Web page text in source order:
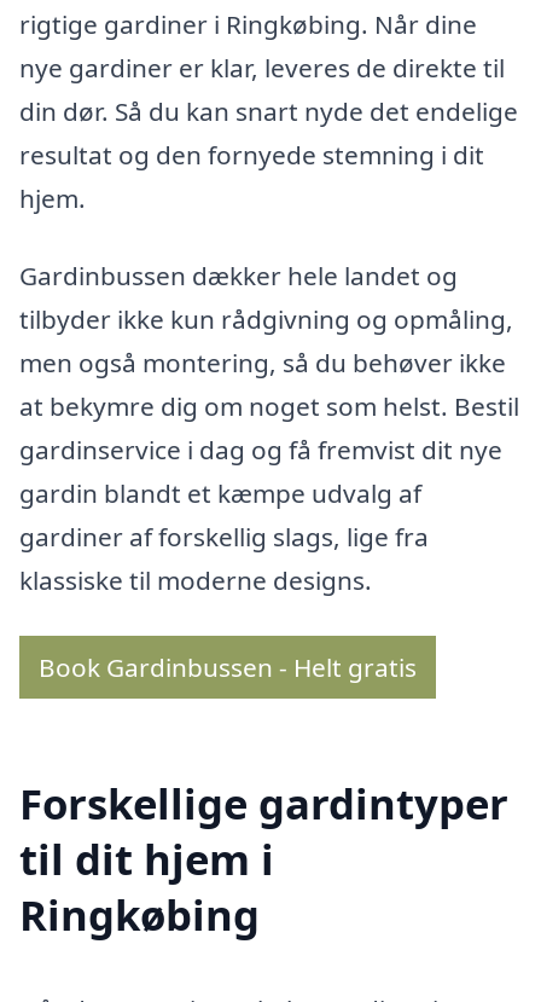
rigtige gardiner i Ringkøbing. Når dine
nye gardiner er klar, leveres de direkte til
din dør. Så du kan snart nyde det endelige
resultat og den fornyede stemning i dit
hjem.
Gardinbussen dækker hele landet og
tilbyder ikke kun rådgivning og opmåling,
men også montering, så du behøver ikke
at bekymre dig om noget som helst. Bestil
gardinservice i dag og få fremvist dit nye
gardin blandt et kæmpe udvalg af
gardiner af forskellig slags, lige fra
klassiske til moderne designs.
Book Gardinbussen - Helt gratis
Forskellige gardintyper
til dit hjem i
Ringkøbing